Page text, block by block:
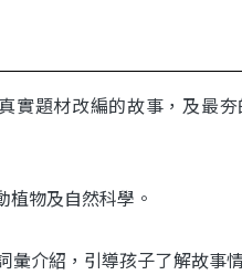
實題材改編的故事， 及最
物及自然科學。
介紹，引導孩子了解故事